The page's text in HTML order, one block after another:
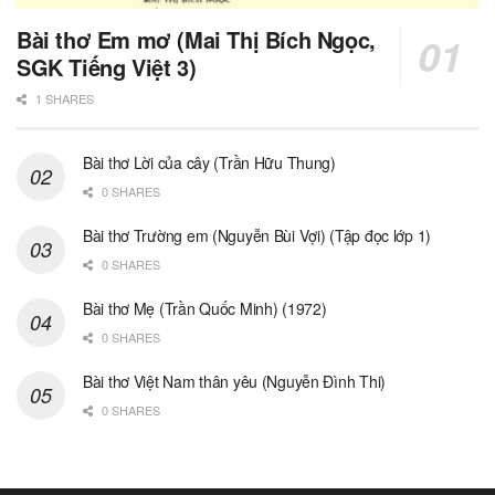
Bài thơ Em mơ (Mai Thị Bích Ngọc,
SGK Tiếng Việt 3)
1 SHARES
Bài thơ Lời của cây (Trần Hữu Thung)
0 SHARES
Bài thơ Trường em (Nguyễn Bùi Vợi) (Tập đọc lớp 1)
0 SHARES
Bài thơ Mẹ (Trần Quốc Minh) (1972)
0 SHARES
Bài thơ Việt Nam thân yêu (Nguyễn Đình Thi)
0 SHARES